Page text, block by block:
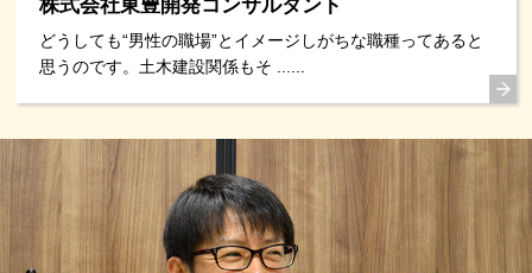
株式会社東豊開発コンサルタント
どうしても“男性の職場”とイメージしがちな職種ってあると
思うのです。土木建設関係もそ ......